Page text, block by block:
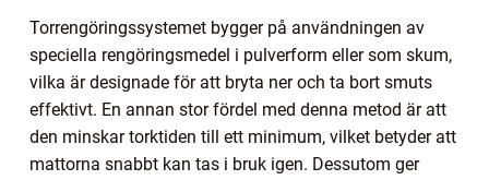
Torrengöringssystemet bygger på användningen av
speciella rengöringsmedel i pulverform eller som skum,
vilka är designade för att bryta ner och ta bort smuts
effektivt. En annan stor fördel med denna metod är att
den minskar torktiden till ett minimum, vilket betyder att
mattorna snabbt kan tas i bruk igen. Dessutom ger